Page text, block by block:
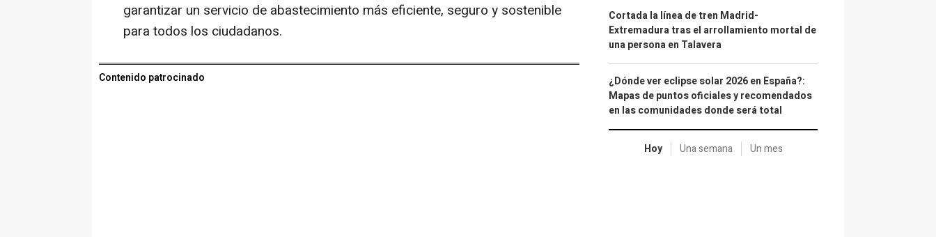
garantizar un servicio de abastecimiento más eficiente, seguro y sostenible
para todos los ciudadanos.
Contenido patrocinado
Cortada la línea de tren Madrid-
Extremadura tras el arrollamiento mortal de
una persona en Talavera
¿Dónde ver eclipse solar 2026 en España?:
Mapas de puntos oficiales y recomendados
en las comunidades donde será total
Hoy Una semana Un mes